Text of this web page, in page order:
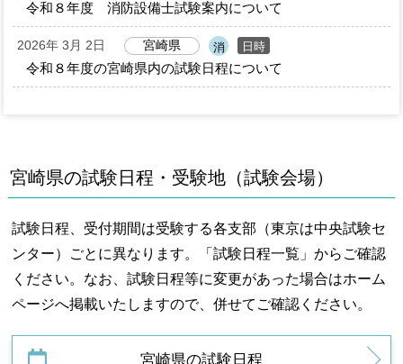
令和８年度 消防設備士試験案内について
2026年 3月 2日 宮崎県 消 日時
令和８年度の宮崎県内の試験日程について
宮崎県の試験日程・受験地（試験会場）
試験日程、受付期間は受験する各支部（東京は中央試験セ
ンター）ごとに異なります。「試験日程一覧」からご確認
ください。なお、試験日程等に変更があった場合はホーム
ページへ掲載いたしますので、併せてご確認ください。
宮崎県の試験日程